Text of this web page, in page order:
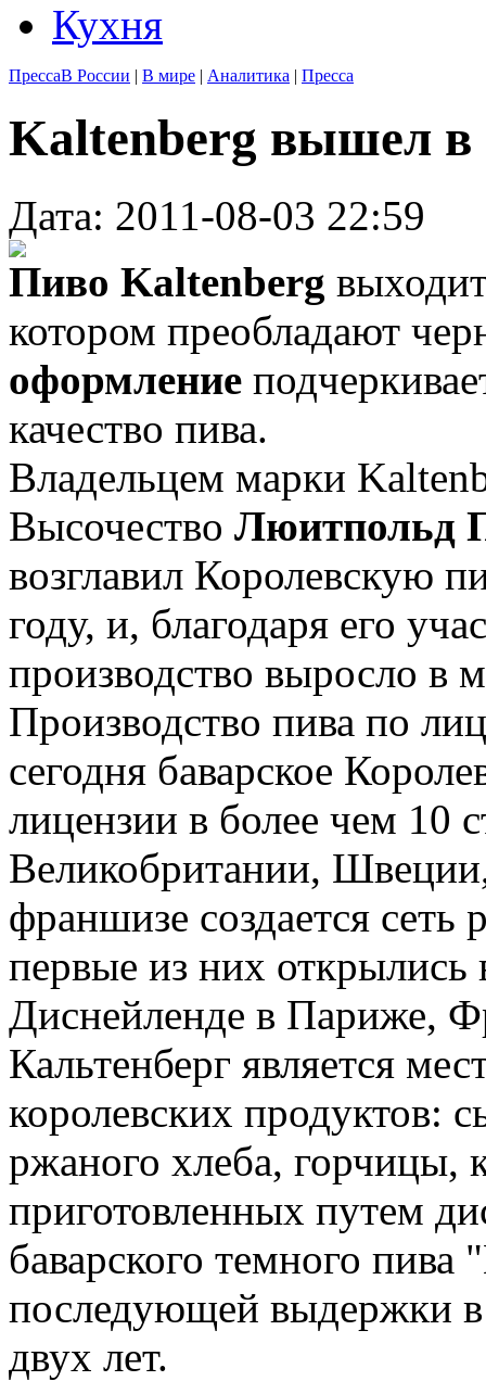
Кухня
ПрессаВ России | В мире | Аналитика | Пресса
Kaltenberg вышел в
Дата: 2011-08-03 22:59
Пиво Kaltenberg
котором преобладают
оформление
качество пива.
Владельцем марки
Высочество Люитпольд
возглавил Королевскую
году, и, благодаря его
производство выросло в
Производство пива по
сегодня баварское
лицензии в более чем 10
Великобритании,
франшизе создается
первые из них
Диснейленде в Париже,
Кальтенберг является
королевских продуктов:
ржаного хлеба, горчицы,
приготовленных путем
баварского темного
последующей выдержки в
двух лет.